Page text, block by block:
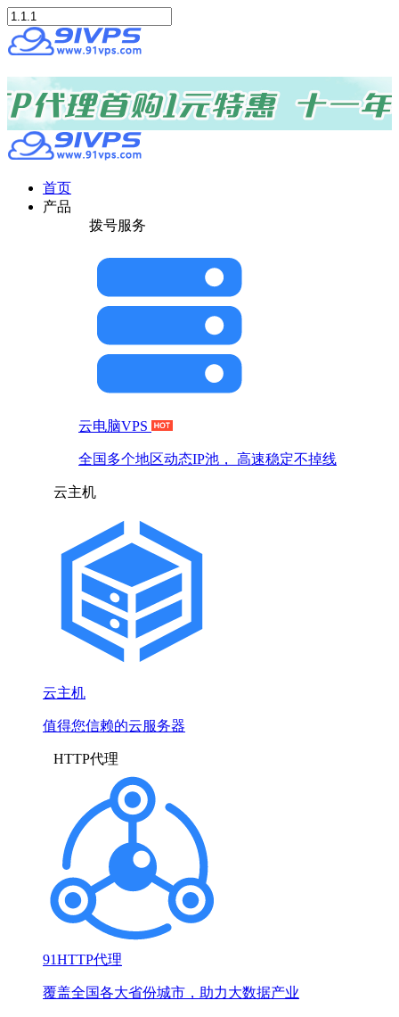
首页
产品
拨号服务
云电脑VPS
全国多个地区动态IP池， 高速稳定不掉线
云主机
云主机
值得您信赖的云服务器
HTTP代理
91HTTP代理
覆盖全国各大省份城市，助力大数据产业